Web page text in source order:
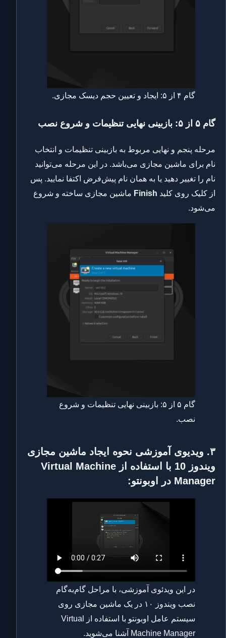
گام ۴ از ۵: ایجاد و تعیین حجم دیسک مجازی.
گام ۵ از ۵: بازبینی نهایی تنظیمات و شروع نصب
مرحله پنجم و نهایی مربوط به بازبینی تنظیمات و انتخاب
نام برای ماشین مجازی می‌باشد. در این مرحله می‌توانید
نام را تغییر دهید یا به همان نام پیش‌فرض اکتفا نمایید. پس
از کلیک روی کلید Finish ماشین مجازی ساخته و شروع
می‌شود.
گام ۵ از ۵: بازبینی نهایی تنظیمات و شروع
نصب.
۳. ویدیوی آموزشی نحوه ایجاد ماشین مجازی
ویندوز 10 با استفاده از Virtual Machine
Manager در اوبونتو:
در این ویدئوی آموزشی، با مراحل گام‌به‌گام
نصب ویندوز ۱۰ در یک ماشین مجازی روی
سیستم عامل اوبونتو با استفاده از Virtual
Machine Manager آشنا می‌شوید.